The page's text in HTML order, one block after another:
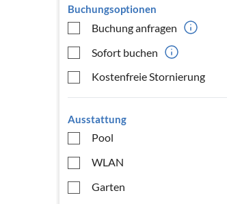
Buchungsoptionen
Buchung anfragen
Sofort buchen
Kostenfreie Stornierung
Ausstattung
Pool
WLAN
Garten